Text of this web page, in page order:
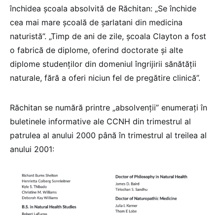
închidea școala absolvită de Răchitan: „Se închide
cea mai mare școală de șarlatani din medicina
naturistă”. „Timp de ani de zile, școala Clayton a fost
o fabrică de diplome, oferind doctorate și alte
diplome studenților din domeniul îngrijirii sănătății
naturale, fără a oferi niciun fel de pregătire clinică”.
Răchitan se numără printre „absolvenții” enumerați în
buletinele informative ale CCNH din trimestrul al
patrulea al anului 2000 până în trimestrul al treilea al
anului 2001: